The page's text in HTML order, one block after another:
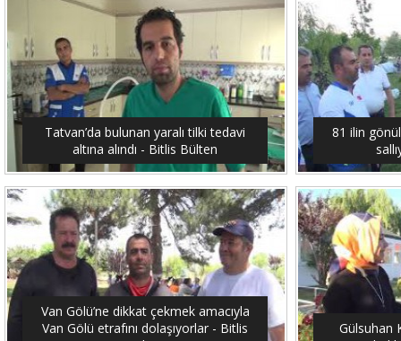
Tatvan’da bulunan yaralı tilki tedavi
altına alındı - Bitlis Bülten
81 ilin
Van Gölü’ne dikkat çekmek amacıyla
Van Gölü etrafını dolaşıyorlar - Bitlis
Gülsuhan